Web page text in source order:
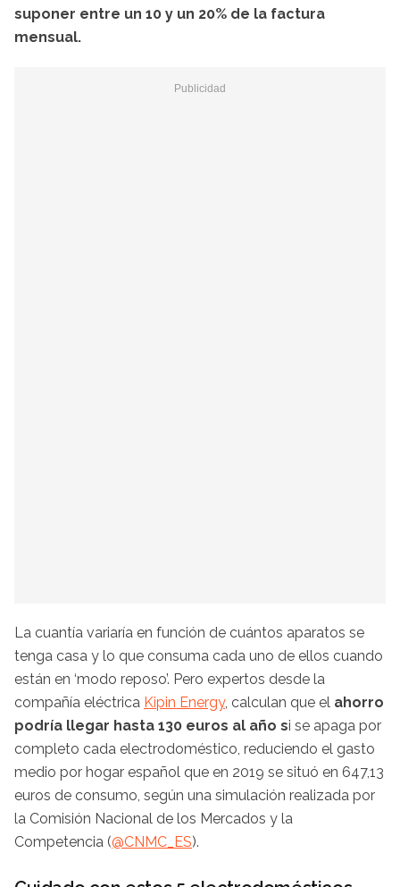
suponer entre un 10 y un 20% de la factura
mensual.
La cuantía variaría en función de cuántos aparatos se
tenga casa y lo que consuma cada uno de ellos cuando
están en ‘modo reposo’. Pero expertos desde la
compañía eléctrica Kipin Energy, calculan que el ahorro
podría llegar hasta 130 euros al año si se apaga por
completo cada electrodoméstico, reduciendo el gasto
medio por hogar español que en 2019 se situó en 647,13
euros de consumo, según una simulación realizada por
la Comisión Nacional de los Mercados y la
Competencia (@CNMC_ES).